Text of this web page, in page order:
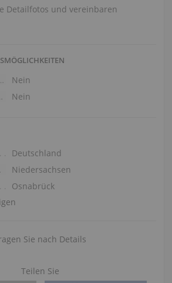
Detailfotos und vereinbaren
Nein
Preis
Nein
Deutschland
Niedersachsen
Osnabrück
Sie nach Details
Teilen Sie